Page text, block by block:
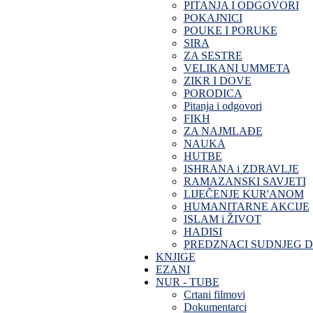
PITANJA I ODGOVORI
POKAJNICI
POUKE I PORUKE
SIRA
ZA SESTRE
VELIKANI UMMETA
ZIKR I DOVE
PORODICA
Pitanja i odgovori
FIKH
ZA NAJMLAĐE
NAUKA
HUTBE
ISHRANA i ZDRAVLJE
RAMAZANSKI SAVJETI
LIJEČENJE KUR'ANOM
HUMANITARNE AKCIJE
ISLAM i ŽIVOT
HADISI
PREDZNACI SUDNJEG
KNJIGE
EZANI
NUR - TUBE
Crtani filmovi
Dokumentarci